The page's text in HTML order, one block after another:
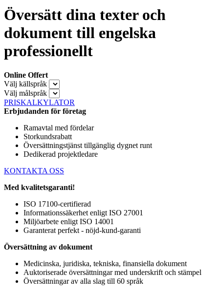
Översätt dina texter och
dokument till engelska
professionellt
Online Offert
Välj källspråk
Välj målspråk
PRISKALKYLATOR
Erbjudanden för företag
Ramavtal med fördelar
Storkundsrabatt
Översättningstjänst tillgänglig dygnet runt
Dedikerad projektledare
KONTAKTA OSS
Med kvalitetsgaranti!
ISO 17100-certifierad
Informationssäkerhet enligt ISO 27001
Miljöarbete enligt ISO 14001
Garanterat perfekt - nöjd-kund-garanti
Översättning av dokument
Medicinska, juridiska, tekniska, finansiella dokument
Auktoriserade översättningar med underskrift och stämpel
Översättningar av alla slag till 60 språk